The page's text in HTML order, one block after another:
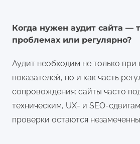
Когда нужен аудит сайта —
проблемах или регулярно?
Аудит необходим не только при
показателей, но и как часть
сопровождения: сайты часто
техническим, UX- и SEO-
проверки остаются